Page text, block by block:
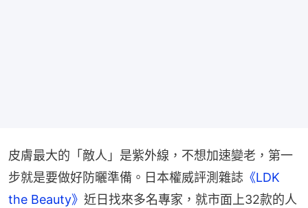
皮膚最大的「敵人」是紫外線，不想加速變老，第一
步就是要做好防曬準備。日本權威評測雜誌 《LDK
the Beauty》 近日找來多名專家，就市面上32款的人